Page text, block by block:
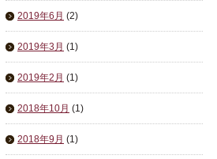
2019年6月 (2)
2019年3月 (1)
2019年2月 (1)
2018年10月 (1)
2018年9月 (1)